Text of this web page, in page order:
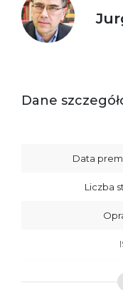
Dane
Data
Liczba